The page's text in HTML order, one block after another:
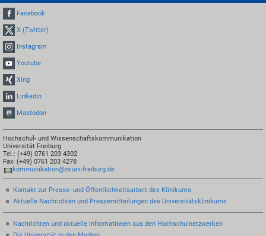
Facebook
X (Twitter)
Instagram
Youtube
Xing
LinkedIn
Mastodon
Hochschul- und Wissenschaftskommunikation
Universität Freiburg
Tel.: (+49) 0761 203 4302
Fax: (+49) 0761 203 4278
kommunikation@zv.uni-freiburg.de
Kontakt zur Presse- und Öffentlichkeitsarbeit des Klinikums
Aktuelle Nachrichten und Pressemitteilungen des Universitätsklinikums
Nachrichten und aktuelle Informationen aus den Hochschulnetzwerken